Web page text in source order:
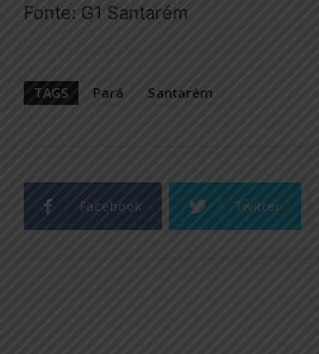
Fonte: G1 Santarém
TAGS Pará Santarém
Facebook Twitter